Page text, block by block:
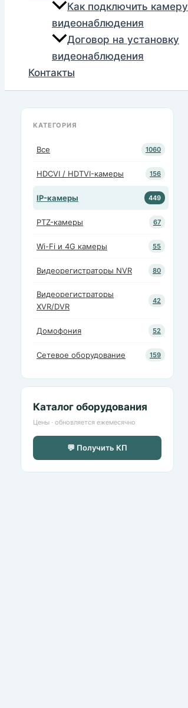
Как подключить камеру
видеонаблюдения
Договор на установку
видеонаблюдения
Контакты
КАТЕГОРИЯ
Все 1060
HDCVI / HDTVI-камеры 156
IP-камеры 449
PTZ-камеры 67
Wi-Fi и 4G камеры 55
Видеорегистраторы NVR 80
Видеорегистраторы
XVR/DVR
42
Домофония 52
Сетевое оборудование 159
Каталог оборудования
Цены · обновляется ежемесячно
💬 Получить КП